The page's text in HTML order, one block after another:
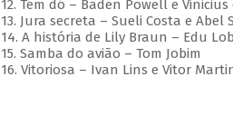
12. Tem dó – Baden Powell e Vinicius
13. Jura secreta – Sueli Costa e Abel
14. A história de Lily Braun – Edu
15. Samba do avião – Tom Jobim
16. Vitoriosa – Ivan Lins e Vitor